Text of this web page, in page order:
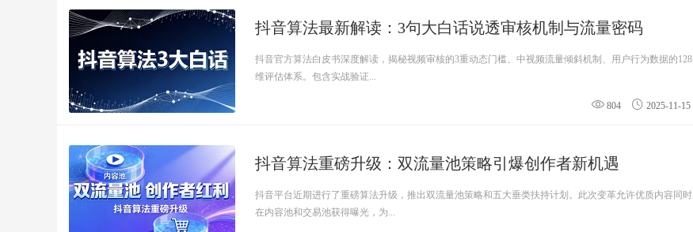
抖音算法最新解读：3句大白话说透审核机制与流量密码
抖音官方算法白皮书深度解读，揭秘视频审核的3重动态门槛、中视频流量倾斜机制、用户行为数据的128
维评估体系。包含实战验证...
804 2025-11-15
抖音算法重磅升级：双流量池策略引爆创作者新机遇
抖音平台近期进行了重磅算法升级，推出双流量池策略和五大垂类扶持计划。此次变革允许优质内容同时
在内容池和交易池获得曝光，为...